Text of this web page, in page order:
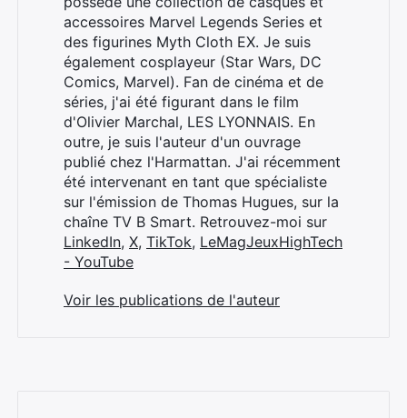
accessoires Marvel Legends Series et
des figurines Myth Cloth EX. Je suis
également cosplayeur (Star Wars, DC
Comics, Marvel). Fan de cinéma et de
séries, j'ai été figurant dans le film
d'Olivier Marchal, LES LYONNAIS. En
outre, je suis l'auteur d'un ouvrage
publié chez l'Harmattan. J'ai récemment
été intervenant en tant que spécialiste
sur l'émission de Thomas Hugues, sur la
chaîne TV B Smart. Retrouvez-moi sur
LinkedIn, X, TikTok, LeMagJeuxHighTech
- YouTube
Voir les publications de l'auteur